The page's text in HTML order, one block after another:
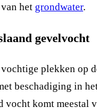
het grondwater.
gevelvocht
plekken op
beschadiging in
vocht komt meestal